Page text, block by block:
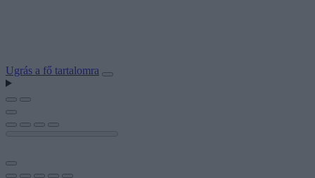
Ugrás a fő tartalomra